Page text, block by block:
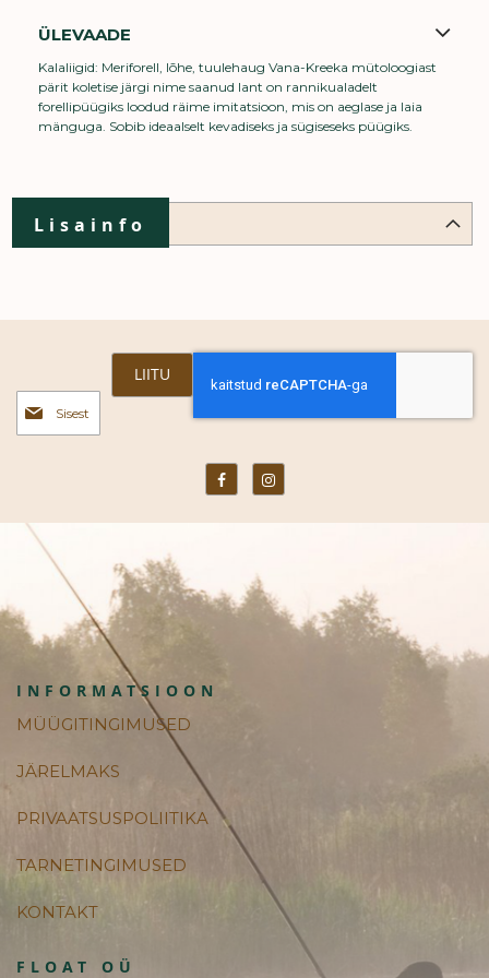
ÜLEVAADE
Kalaliigid: Meriforell, lõhe, tuulehaug Vana-Kreeka mütoloogiast
pärit koletise järgi nime saanud lant on rannikualadelt
forellipüügiks loodud räime imitatsioon, mis on aeglase ja laia
mänguga. Sobib ideaalselt kevadiseks ja sügiseseks püügiks.
Lisainfo
uudiskirjaga:
LIITU
INFORMATSIOON
MÜÜGITINGIMUSED
JÄRELMAKS
PRIVAATSUSPOLIITIKA
TARNETINGIMUSED
KONTAKT
FLOAT OÜ